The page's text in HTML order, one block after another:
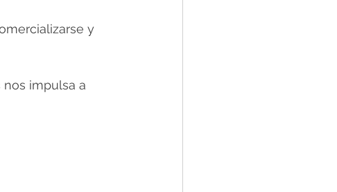
y
impulsa a